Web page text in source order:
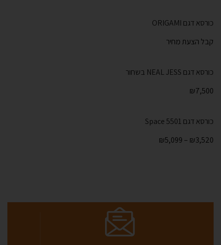
כורסא דגם ORIGAMI
קבל הצעת מחיר
כורסא דגם NEAL JESS בשחור
₪7,500
כורסא דגם Space 5501
₪3,520
–
₪5,099